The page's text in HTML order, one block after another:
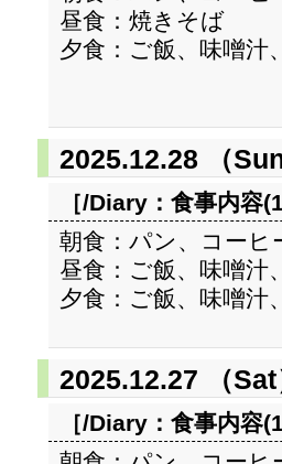
昼食：焼きそば
夕食：ご飯、味噌
2025.12.28 （Sun
［/Diary： 食事内容
朝食：パン、コーヒ
昼食：ご飯、味噌汁
夕食：ご飯、味噌
2025.12.27 （Sat
［/Diary： 食事内容